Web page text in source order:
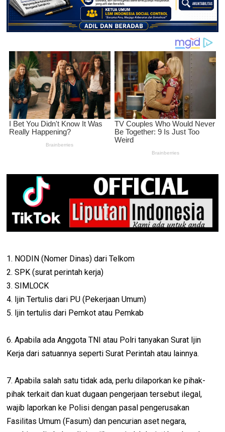
1. NODIN (Nomer Dinas) dari Telkom
2. SPK (surat perintah kerja)
3. SIMLOCK
4. Ijin Tertulis dari PU (Pekerjaan Umum)
5. Ijin tertulis dari Pemkot atau Pemkab
6. Apabila ada Anggota TNI atau Polri tanyakan Surat Ijin
Kerja dari satuannya seperti Surat Perintah atau lainnya.
7. Apabila salah satu tidak ada, perlu dilaporkan ke pihak-
pihak terkait dan kuat dugaan pengerjaan tersebut ilegal,
wajib laporkan ke Polisi dengan pasal pengerusakan
Fasilitas Umum (Fasum) dan pencurian aset negara,